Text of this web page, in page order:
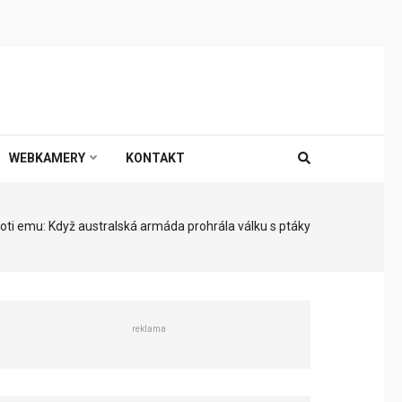
WEBKAMERY KONTAKT
emu: Když australská armáda prohrála válku s ptáky
reklama